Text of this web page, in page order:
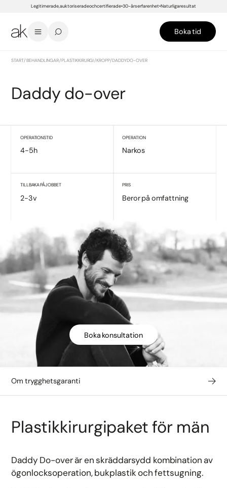
Legitimerade, auktoriserade och certifierade 30-års erfarenhet Naturliga resultat
Boka tid
START/BEHANDLINGAR/PLASTIKKIRURGI/KROPP/DADDY DO-OVER
Daddy do-over
OPERATIONSTID
4-5h
OPERATION
Narkos
TILLBAKA PÅ JOBBET
2-3v
PRIS
Beror på omfattning
Boka konsultation
Om trygghetsgaranti
Plastikkirurgipaket för män
Daddy Do-over är en skräddarsydd kombination av
ögonlocksoperation, bukplastik och fettsugning.